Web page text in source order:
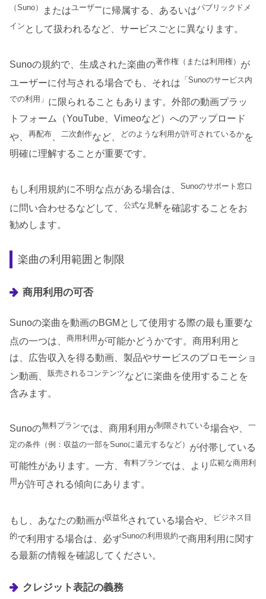
（Suno） または ユーザーに帰属する、あるいはパブリックドメ
イン として扱われるなど、サービスごとに異なります。
Sunoの規約で、生成された楽曲の著作権（または利用権） が
ユーザーに付与される場合でも、それは 「Sunoのサービス内
での利用」 に限られることもあります。外部の動画プラッ
トフォーム（YouTube、Vimeoなど）へのアップロード
や、 再配布 二次創作など、 どのような利用が許可されているかを
明確に理解することが重要です。
もし利用規約に不明な点がある場合は、 Sunoのサポート窓口
に問い合わせるなどして、 公式な見解を確認することをお
勧めします。
楽曲の利用範囲と制限
商用利用の可否
Sunoの楽曲を動画のBGMとして使用する際の最も重要な
点の一つは、 商用利用 が可能かどうかです。商用利用と
は、広告収入を得る動画、製品やサービスのプロモーショ
ン動画、 販売されるコンテンツなどに楽曲を使用することを
含みます。
Sunoの無料プランでは、商用利用が制限されている場合や、 一
定の条件（例：収益の一部をSunoに還元するなど） が付帯している
可能性があります。一方、 有料プランでは、より 広範な商用利
用 が許可される傾向にあります。
もし、あなたの動画が収益化されている場合や、 ビジネス目
的で利用する場合は、必ずSunoの利用規約で商用利用に関す
る最新の情報を確認してください。
クレジット表記の義務